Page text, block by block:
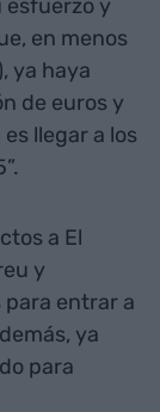
esfuerzo y
en menos
ya haya
de euros y
llegar a los
a El
y
entrar a
ya
para